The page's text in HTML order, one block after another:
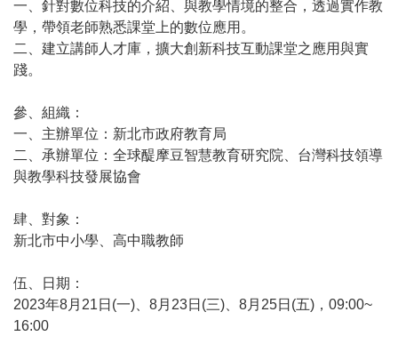
一、針對數位科技的介紹、與教學情境的整合，透過實作教
學，帶領老師熟悉課堂上的數位應用。
二、建立講師人才庫，擴大創新科技互動課堂之應用與實
踐。
參、組織：
一、主辦單位：新北市政府教育局
二、承辦單位：全球醍摩豆智慧教育研究院、台灣科技領導
與教學科技發展協會
肆、對象：
新北市中小學、高中職教師
伍、日期：
2023年8月21日(一)、8月23日(三)、8月25日(五)，09:00~
16:00